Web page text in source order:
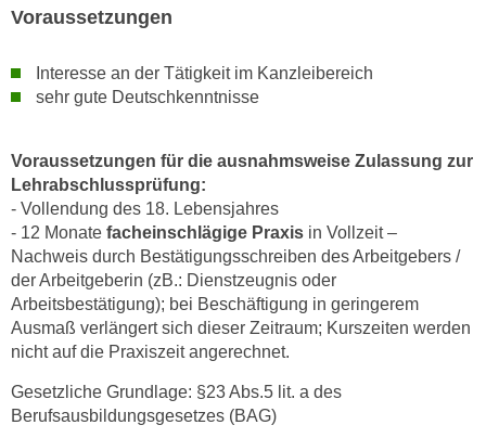
Voraussetzungen
Interesse an der Tätigkeit im Kanzleibereich
sehr gute Deutschkenntnisse
Voraussetzungen für die ausnahmsweise Zulassung zur
Lehrabschlussprüfung:
- Vollendung des 18. Lebensjahres
- 12 Monate facheinschlägige Praxis in Vollzeit –
Nachweis durch Bestätigungsschreiben des Arbeitgebers /
der Arbeitgeberin (zB.: Dienstzeugnis oder
Arbeitsbestätigung); bei Beschäftigung in geringerem
Ausmaß verlängert sich dieser Zeitraum; Kurszeiten werden
nicht auf die Praxiszeit angerechnet.
Gesetzliche Grundlage: §23 Abs.5 lit. a des
Berufsausbildungsgesetzes (BAG)
i
e
n
m
n
e
n
d
a
r
ü
e
o
e
s
h
o
b
e
e
n